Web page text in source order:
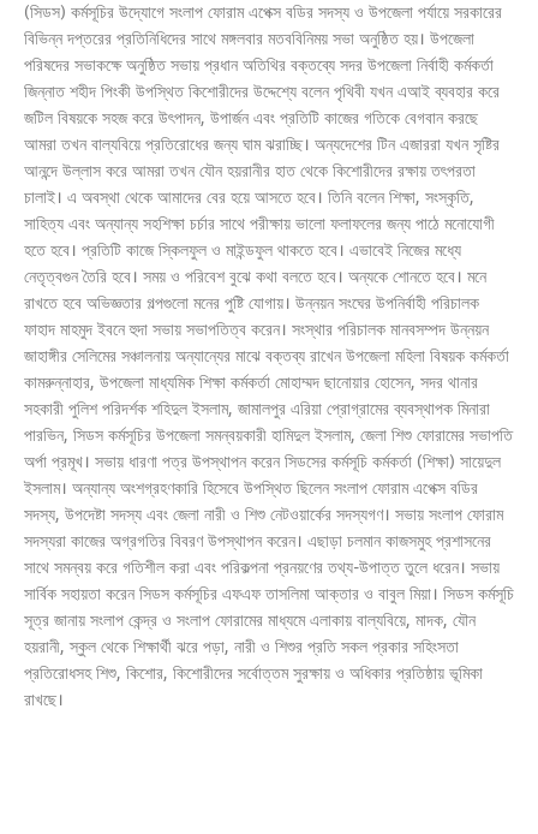
(সিডস) কর্মসূচির উদ্যোগে সংলাপ ফোরাম এপেক্স বডির সদস্য ও উপজেলা পর্যায়ে সরকারের
বিভিন্ন দপ্তরের প্রতিনিধিদের সাথে মঙ্গলবার মতববিনিময় সভা অনুষ্ঠিত হয়। উপজেলা
পরিষদের সভাকক্ষে অনুষ্ঠিত সভায় প্রধান অতিথির বক্তব্যে সদর উপজেলা নির্বাহী কর্মকর্তা
জিন্নাত শহীদ পিংকী উপস্থিত কিশোরীদের উদ্দেশ্যে বলেন পৃথিবী যখন এআই ব্যবহার করে
জটিল বিষয়কে সহজ করে উৎপাদন, উপার্জন এবং প্রতিটি কাজের গতিকে বেগবান করছে
আমরা তখন বাল্যবিয়ে প্রতিরোধের জন্য ঘাম ঝরাচ্ছি। অন্যদেশের টিন এজাররা যখন সৃষ্টির
আনন্দে উল্লাস করে আমরা তখন যৌন হয়রানীর হাত থেকে কিশোরীদের রক্ষায় তৎপরতা
চালাই। এ অবস্থা থেকে আমাদের বের হয়ে আসতে হবে। তিনি বলেন শিক্ষা, সংস্কৃতি,
সাহিত্য এবং অন্যান্য সহশিক্ষা চর্চার সাথে পরীক্ষায় ভালো ফলাফলের জন্য পাঠে মনোযোগী
হতে হবে। প্রতিটি কাজে স্কিলফুল ও মাইন্ডফুল থাকতে হবে। এভাবেই নিজের মধ্যে
নেতৃত্বগুন তৈরি হবে। সময় ও পরিবেশ বুঝে কথা বলতে হবে। অন্যকে শোনতে হবে। মনে
রাখতে হবে অভিজ্ঞতার গল্পগুলো মনের পুষ্টি যোগায়। উন্নয়ন সংঘের উপনির্বাহী পরিচালক
ফাহাদ মাহমুদ ইবনে হুদা সভায় সভাপতিত্ব করেন। সংস্থার পরিচালক মানবসম্পদ উন্নয়ন
জাহাঙ্গীর সেলিমের সঞ্চালনায় অন্যান্যের মাঝে বক্তব্য রাখেন উপজেলা মহিলা বিষয়ক কর্মকর্তা
কামরুন্নাহার, উপজেলা মাধ্যমিক শিক্ষা কর্মকর্তা মোহাম্মদ ছানোয়ার হোসেন, সদর থানার
সহকারী পুলিশ পরিদর্শক শহিদুল ইসলাম, জামালপুর এরিয়া প্রোগ্রামের ব্যবস্থাপক মিনারা
পারভিন, সিডস কর্মসূচির উপজেলা সমন্বয়কারী হামিদুল ইসলাম, জেলা শিশু ফোরামের সভাপতি
অর্পা প্রমূখ। সভায় ধারণা পত্র উপস্থাপন করেন সিডসের কর্মসূচি কর্মকর্তা (শিক্ষা) সায়েদুল
ইসলাম। অন্যান্য অংশগ্রহণকারি হিসেবে উপস্থিত ছিলেন সংলাপ ফোরাম এপেক্স বডির
সদস্য, উপদেষ্টা সদস্য এবং জেলা নারী ও শিশু নেটওয়ার্কের সদস্যগণ। সভায় সংলাপ ফোরাম
সদস্যরা কাজের অগ্রগতির বিবরণ উপস্থাপন করেন। এছাড়া চলমান কাজসমুহ প্রশাসনের
সাথে সমন্বয় করে গতিশীল করা এবং পরিকল্পনা প্রনয়ণের তথ্য-উপাত্ত তুলে ধরেন। সভায়
সার্বিক সহায়তা করেন সিডস কর্মসূচির এফএফ তাসলিমা আক্তার ও বাবুল মিয়া। সিডস কর্মসূচি
সূত্র জানায় সংলাপ কেন্দ্র ও সংলাপ ফোরামের মাধ্যমে এলাকায় বাল্যবিয়ে, মাদক, যৌন
হয়রানী, স্কুল থেকে শিক্ষার্থী ঝরে পড়া, নারী ও শিশুর প্রতি সকল প্রকার সহিংসতা
প্রতিরোধসহ শিশু, কিশোর, কিশোরীদের সর্বোত্তম সুরক্ষায় ও অধিকার প্রতিষ্ঠায় ভূমিকা
রাখছে।